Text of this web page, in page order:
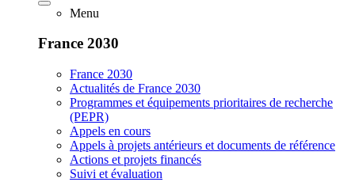
Menu
France 2030
France 2030
Actualités de France 2030
Programmes et équipements prioritaires de recherche
(PEPR)
Appels en cours
Appels à projets antérieurs et documents de référence
Actions et projets financés
Suivi et évaluation